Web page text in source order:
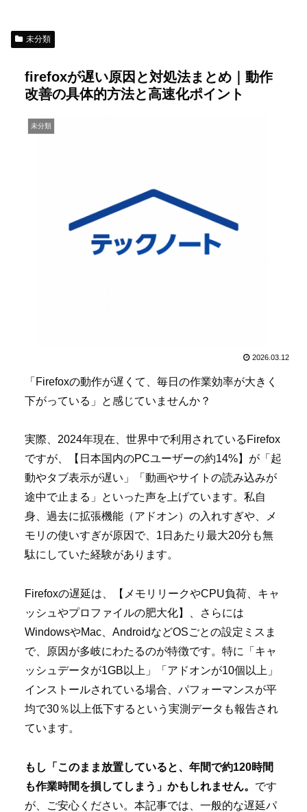
未分類
firefoxが遅い原因と対処法まとめ｜動作
改善の具体的方法と高速化ポイント
未分類
2026.03.12
「Firefoxの動作が遅くて、毎日の作業効率が大きく
下がっている」と感じていませんか？
実際、2024年現在、世界中で利用されているFirefox
ですが、【日本国内のPCユーザーの約14%】が「起
動やタブ表示が遅い」「動画やサイトの読み込みが
途中で止まる」といった声を上げています。私自
身、過去に拡張機能（アドオン）の入れすぎや、メ
モリの使いすぎが原因で、1日あたり最大20分も無
駄にしていた経験があります。
Firefoxの遅延は、【メモリリークやCPU負荷、キャ
ッシュやプロファイルの肥大化】、さらには
WindowsやMac、AndroidなどOSごとの設定ミスま
で、原因が多岐にわたるのが特徴です。特に「キャ
ッシュデータが1GB以上」「アドオンが10個以上」
インストールされている場合、パフォーマンスが平
均で30％以上低下するという実測データも報告され
ています。
もし「このまま放置していると、年間で約120時間
も作業時間を損してしまう」かもしれません。 です
が、ご安心ください。本記事では、一般的な遅延パ